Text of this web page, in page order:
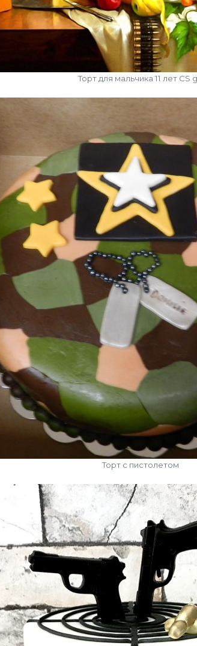
Торт для мальчика 11 лет CS
Торт с пистолетом